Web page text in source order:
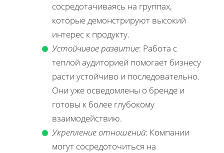
сосредотачиваясь на группах,
которые демонстрируют высокий
интерес к продукту.
Устойчивое развитие: Работа с
теплой аудиторией помогает бизнесу
расти устойчиво и последовательно.
Они уже осведомлены о бренде и
готовы к более глубокому
взаимодействию.
Укрепление отношений: Компании
могут сосредоточиться на